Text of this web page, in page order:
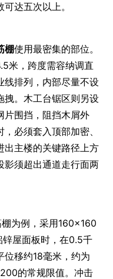
达五次以上。
棚使用最密集的部位。
米，跨度需容纳调直
线排列，内部尽量不设
拽。木工台锯区则另设
片围挡，阻挡木屑外
必须套入顶部加密、
出主楼的关键路径上方
影须超出通道走行面两
为例，采用160×160
屋面板时，在0.5千
位移约18毫米，约为
的常规限值。冲击